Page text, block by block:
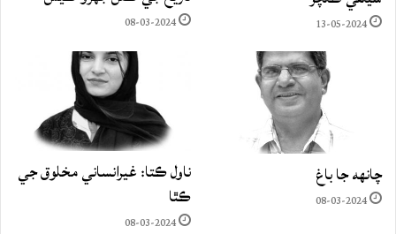
13-05-2024
08-03-2024
چانهه جا باغ
08-03-2024
ناول ڪتا: غيرانساني مخلوق جي
ڪٿا
08-03-2024